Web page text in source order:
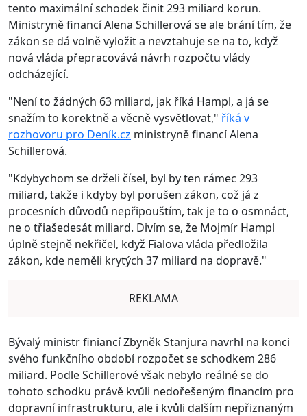
tento maximální schodek činit 293 miliard korun.
Ministryně financí Alena Schillerová se ale brání tím, že
zákon se dá volně vyložit a nevztahuje se na to, když
nová vláda přepracovává návrh rozpočtu vlády
odcházející.
"Není to žádných 63 miliard, jak říká Hampl, a já se
snažím to korektně a věcně vysvětlovat," říká v
rozhovoru pro Deník.cz ministryně financí Alena
Schillerová.
"Kdybychom se drželi čísel, byl by ten rámec 293
miliard, takže i kdyby byl porušen zákon, což já z
procesních důvodů nepřipouštím, tak je to o osmnáct,
ne o třiašedesát miliard. Divím se, že Mojmír Hampl
úplně stejně nekřičel, když Fialova vláda předložila
zákon, kde neměli krytých 37 miliard na dopravě."
REKLAMA
Bývalý ministr finiancí Zbyněk Stanjura navrhl na konci
svého funkčního období rozpočet se schodkem 286
miliard. Podle Schillerové však nebylo reálné se do
tohoto schodku právě kvůli nedořešeným financím pro
dopravní infrastrukturu, ale i kvůli dalším nepřiznaným